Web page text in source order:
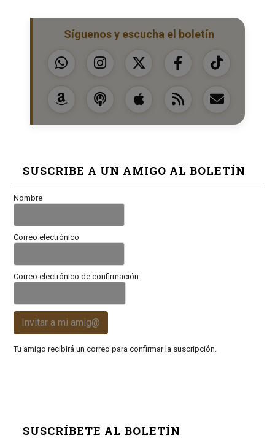
Síguenos y escucha el boletín
SUSCRIBE A UN AMIGO AL BOLETÍN
Nombre
Correo electrónico
Correo electrónico de confirmación
Invitar a mi amig@
Tu amigo recibirá un correo para confirmar la suscripción.
SUSCRÍBETE AL BOLETÍN